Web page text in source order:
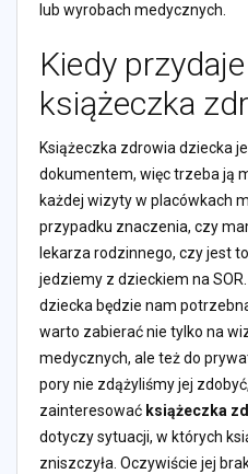
lub wyrobach medycznych.
Kiedy
książeczka
Książeczka zdrowia dziecka
dokumentem, więc trzeba ją
każdej wizyty w placówkach
przypadku znaczenia, czy
lekarza rodzinnego, czy jest
jedziemy z dzieckiem na
dziecka będzie nam
warto zabierać nie tylko na
medycznych, ale też do
pory nie zdążyliśmy jej
zainteresować książeczka
dotyczy sytuacji, w których
zniszczyła. Oczywiście jej